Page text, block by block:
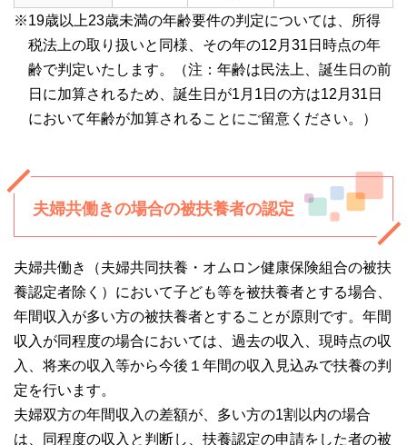
※19歳以上23歳未満の年齢要件の判定については、所得
税法上の取り扱いと同様、その年の12月31日時点の年
齢で判定いたします。（注：年齢は民法上、誕生日の前
日に加算されるため、誕生日が1月1日の方は12月31日
において年齢が加算されることにご留意ください。）
夫婦共働きの場合の被扶養者の認定
夫婦共働き（夫婦共同扶養・オムロン健康保険組合の被扶
養認定者除く）において子ども等を被扶養者とする場合、
年間収入が多い方の被扶養者とすることが原則です。年間
収入が同程度の場合においては、過去の収入、現時点の収
入、将来の収入等から今後１年間の収入見込みで扶養の判
定を行います。
夫婦双方の年間収入の差額が、多い方の1割以内の場合
は、同程度の収入と判断し、扶養認定の申請をした者の被